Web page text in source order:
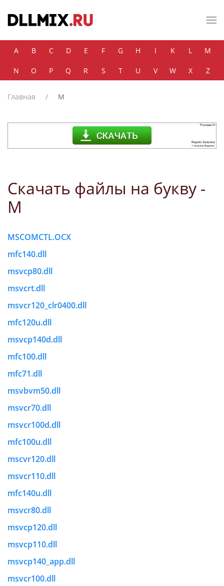
Skip to main content
A B C D E F G H I K L M
N O P Q R S T U V W X Z
Главная M
Скачать файлы на букву -
M
MSCOMCTL.OCX
mfc140.dll
msvcp80.dll
msvcrt.dll
msvcr120_clr0400.dll
mfc120u.dll
msvcp140d.dll
mfc100.dll
mfc71.dll
msvbvm50.dll
msvcr70.dll
msvcr100d.dll
mfc100u.dll
mscvr120.dll
msvcr110.dll
mfc140u.dll
msvcr80.dll
msvcp120.dll
msvcp110.dll
msvcp140_app.dll
msvcr100.dll